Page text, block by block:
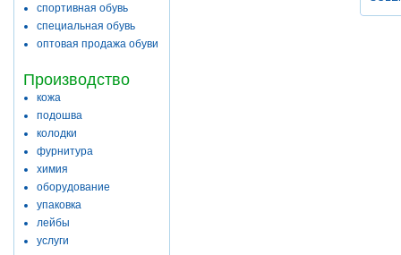
спортивная обувь
специальная обувь
оптовая продажа обуви
Производство
кожа
подошва
колодки
фурнитура
химия
оборудование
упаковка
лейбы
услуги